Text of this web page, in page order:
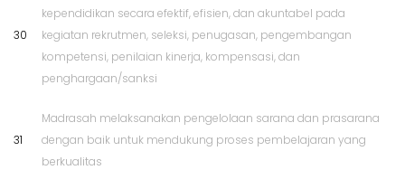
30
kependidikan secara efektif, efisien, dan akuntabel pada
kegiatan rekrutmen, seleksi, penugasan, pengembangan
kompetensi, penilaian kinerja, kompensasi, dan
penghargaan/sanksi
31
Madrasah melaksanakan pengelolaan sarana dan prasarana
dengan baik untuk mendukung proses pembelajaran yang
berkualitas